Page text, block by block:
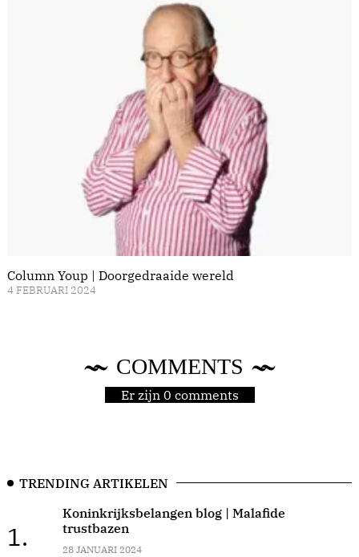
Column Youp | Doorgedraaide wereld
4 FEBRUARI 2024
COMMENTS
Er zijn 0 comments
TRENDING ARTIKELEN
1.
Koninkrijksbelangen blog | Malafide
trustbazen
28 JANUARI 2024